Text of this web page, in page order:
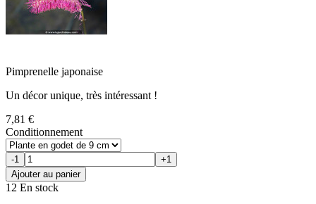
Pimprenelle japonaise
Un décor unique, très intéressant !
7,81 €
Conditionnement
-1
+1
Ajouter au panier
12 En stock